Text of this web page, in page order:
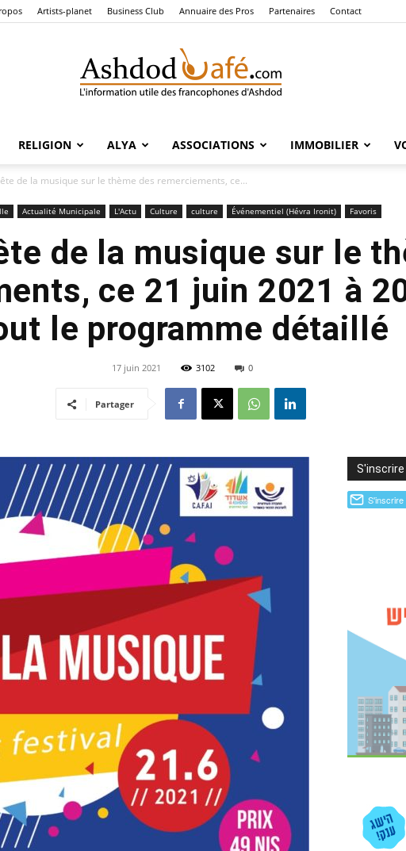
Artists-planet Business Club Annuaire des Pros Partenaires Contact
Café
RELIGION ALYA ASSOCIATIONS IMMOBILIER
de la musique sur le thème des remerciements, ce...
Actualité Municipale L'Actu Culture culture Événementiel (Hévra Ironit) Favoris
de la musique sur le
ce 21 juin 2021 à
le programme détaillé
17 juin 2021 3102 0
Partager